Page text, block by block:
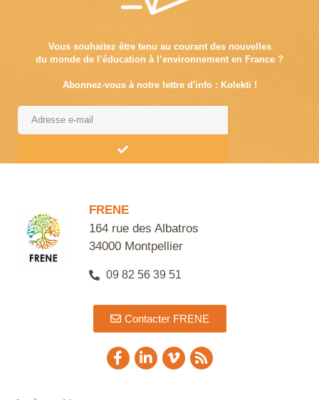
Vous souhaitez être tenu au courant des nouvelles
du monde de l’éducation à l’environnement en France ?
Abonnez-vous à notre lettre d'info : Kolekti !
FRENE
164 rue des Albatros
34000 Montpellier
09 82 56 39 51
Contacter FRENE